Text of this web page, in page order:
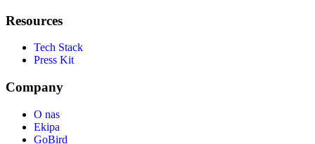
Resources
Tech Stack
Press Kit
Company
O nas
Ekipa
GoBird